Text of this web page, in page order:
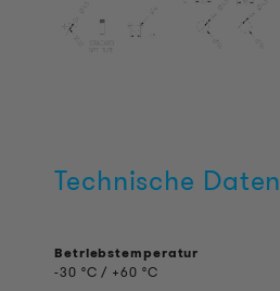
Technische Daten
Betriebstemperatur
-30 °C / +60 °C